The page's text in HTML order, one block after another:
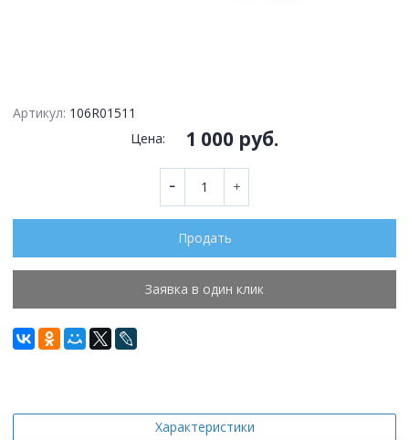
Артикул: 106R01511
Цена:
1 000 руб.
Продать
Заявка в один клик
Характеристики